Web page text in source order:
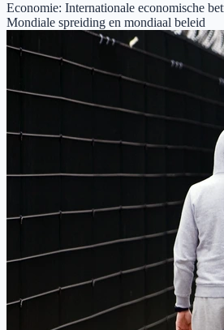
Economie: Internationale economische
Mondiale spreiding en mondiaal beleid